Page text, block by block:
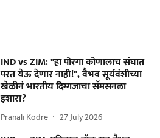
IND vs ZIM: "हा पोरगा कोणालाच संघात
परत येऊ देणार नाही!", वैभव सूर्यवंशीच्या
खेळीनं भारतीय दिग्गजाचा सॅमसनला
इशारा?
Pranali Kodre 27 July 2026